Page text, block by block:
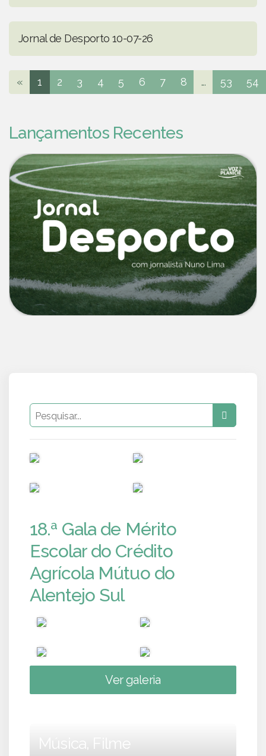
Jornal de Desporto 10-07-26
« 1 2 3 4 5 6 7 8 ... 53 54
Lançamentos Recentes
18.ª Gala de Mérito
Escolar do Crédito
Agrícola Mútuo do
Alentejo Sul
Ver galeria
Música, Filme